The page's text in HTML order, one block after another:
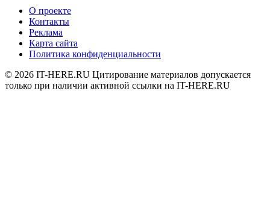
О проекте
Контакты
Реклама
Карта сайта
Политика конфиденциальности
© 2026 IT-HERE.RU Цитирование материалов допускается
только при наличии активной ссылки на IT-HERE.RU